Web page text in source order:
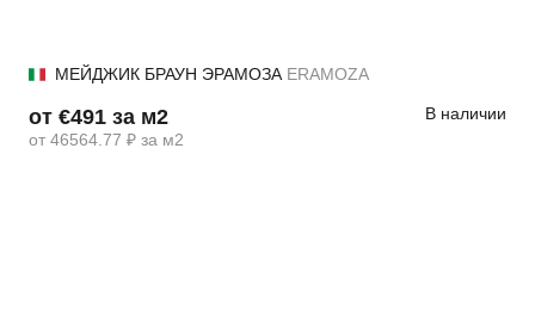
МЕЙДЖИК БРАУН ЭРАМОЗА ERAMOZA
от €491 за м2
от 46564.77 ₽ за м2
В наличии